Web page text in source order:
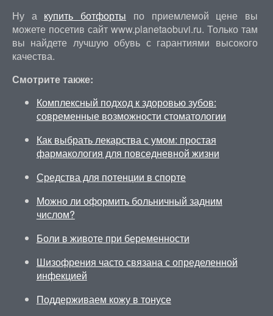
Ну а купить ботфорты по приемлемой цене вы
можете посетив сайт www.planetaobuvi.ru. Только там
вы найдете лучшую обувь с гарантиями высокого
качества.
Смотрите также:
Комплексный подход к здоровью зубов:
современные возможности стоматологии
Как выбрать лекарства с умом: простая
фармакология для повседневной жизни
Средства для потенции в спорте
Можно ли оформить больничный задним
числом?
Боли в животе при беременности
Шизофрения часто связана с определенной
инфекцией
Поддерживаем кожу в тонусе